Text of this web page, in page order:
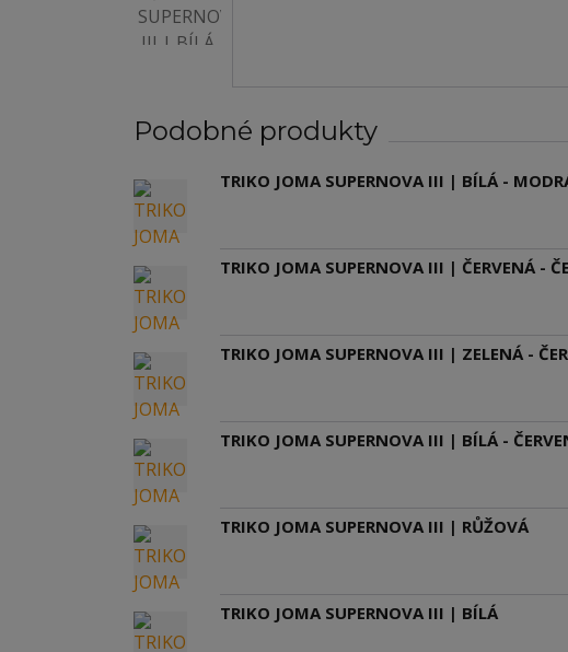
Podobné produkty
TRIKO JOMA SUPERNOVA III | BÍLÁ -
TRIKO JOMA SUPERNOVA III | ČERVENÁ -
TRIKO JOMA SUPERNOVA III | ZELENÁ -
TRIKO JOMA SUPERNOVA III | BÍLÁ -
TRIKO JOMA SUPERNOVA III | RŮŽOVÁ
TRIKO JOMA SUPERNOVA III | BÍLÁ